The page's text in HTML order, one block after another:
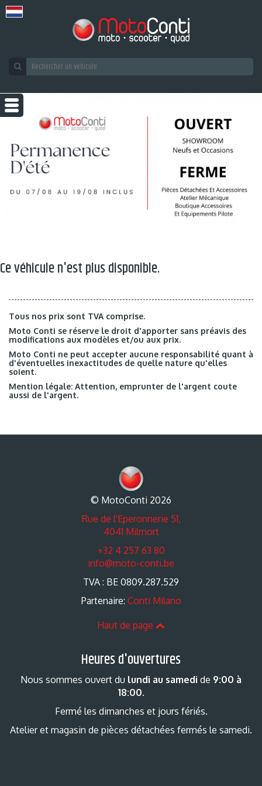
Ce véhicule n'est plus disponible.
Tous nos prix sont TVA comprise.
Moto Conti se réserve le droit d'apporter sans préavis des
modifications aux modèles et/ou aux prix.
Moto Conti ne peut accepter aucune responsabilité quant à
d'éventuelles inexactitudes de quelle nature qu'elles
soient.
Mention légale: Attention, emprunter de l'argent coute
aussi de l'argent.
© MotoConti 2026
Rue de l'Eperonnerie 51,
4041 Milmort
+32 4 257 63 80
info@moto-conti.be
TVA : BE 0809.287.529
Partenaire: Conti Milano
Haut de page
Heures d'ouvertures
Nous sommes ouvert du lundi au samedi de 9:00 à
18:00.
Fermé les dimanches et jours fériés.
Atelier et magasin de pièces détachées fermés le samedi.